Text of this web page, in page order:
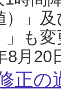
）」
」も
8月20
正の